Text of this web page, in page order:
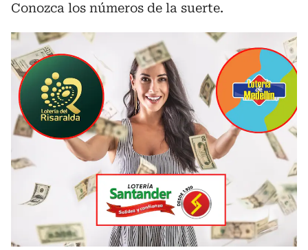
Conozca los números de la suerte.